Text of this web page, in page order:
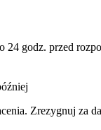
24 godz. przed
Zrezygnuj za